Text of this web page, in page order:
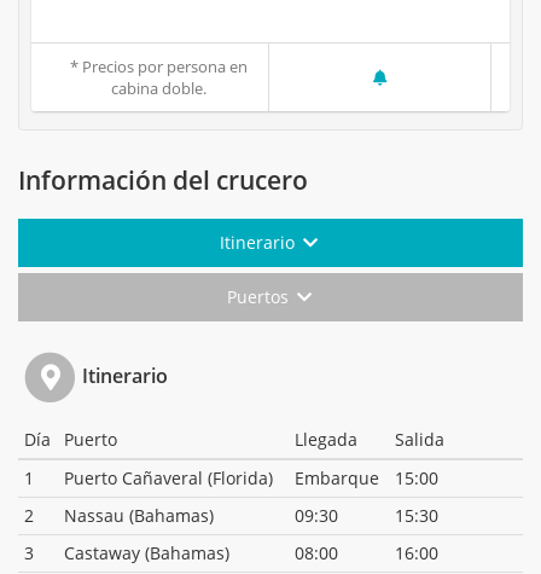
* Precios por persona en
cabina doble.
Información del crucero
Itinerario
Puertos
Itinerario
Día Puerto Llegada
Salida
1
Puerto Cañaveral (Florida) Embarque
15:00
2
Nassau (Bahamas) 09:30
15:30
3
Castaway (Bahamas) 08:00
16:00